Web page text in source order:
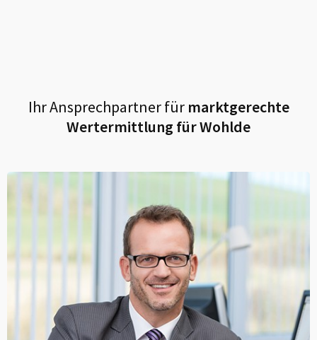
Ihr Ansprechpartner fürmarktgerechte
Wertermittlung fürWohlde